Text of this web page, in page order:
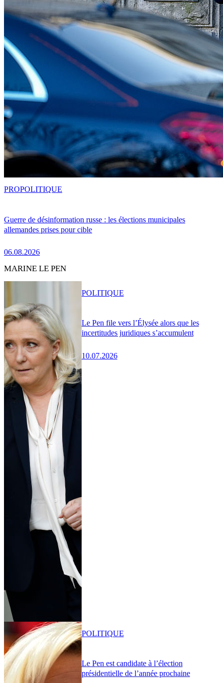
Guerre de désinformation russe : les élections municipales
allemandes prises pour cible
06.08.2026
PROPOLITIQUE
MARINE LE PEN
Le Pen file vers l’Élysée alors que les
incertitudes juridiques s’accumulent
10.07.2026
POLITIQUE
Le Pen est candidate à l’élection
présidentielle de l’année prochaine
POLITIQUE